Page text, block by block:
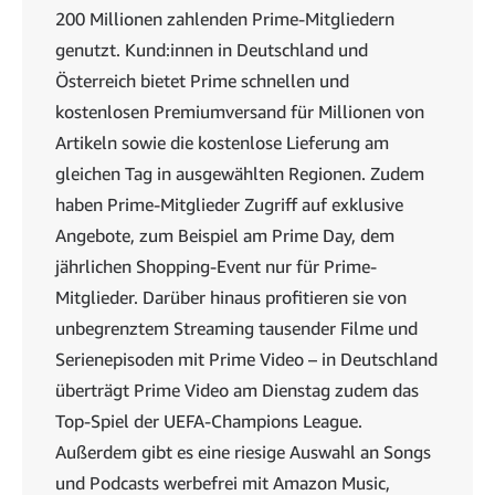
200 Millionen zahlenden Prime-Mitgliedern
genutzt. Kund:innen in Deutschland und
Österreich bietet Prime schnellen und
kostenlosen Premiumversand für Millionen von
Artikeln sowie die kostenlose Lieferung am
gleichen Tag in ausgewählten Regionen. Zudem
haben Prime-Mitglieder Zugriff auf exklusive
Angebote, zum Beispiel am Prime Day, dem
jährlichen Shopping-Event nur für Prime-
Mitglieder. Darüber hinaus profitieren sie von
unbegrenztem Streaming tausender Filme und
Serienepisoden mit Prime Video – in Deutschland
überträgt Prime Video am Dienstag zudem das
Top-Spiel der UEFA-Champions League.
Außerdem gibt es eine riesige Auswahl an Songs
und Podcasts werbefrei mit Amazon Music,